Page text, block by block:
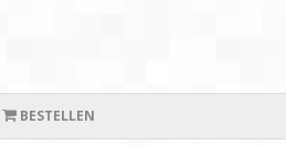
BESTELLEN